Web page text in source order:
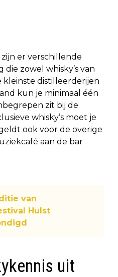
zijn er verschillende
zowel whisky’s van
kleinste distilleerderijen
kun je minimaal één
zit bij de
whisky’s moet je
ook voor de overige
aan de bar
van
Hulst
uit